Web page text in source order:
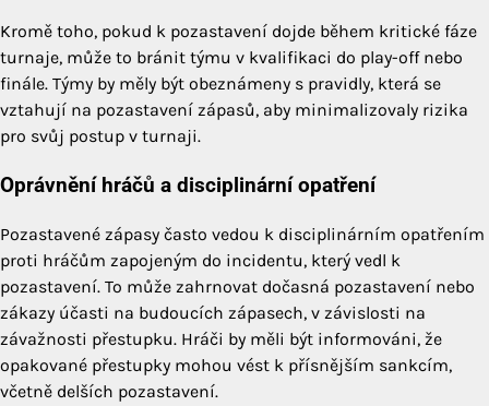
Kromě toho, pokud k pozastavení dojde během kritické fáze
turnaje, může to bránit týmu v kvalifikaci do play-off nebo
finále. Týmy by měly být obeznámeny s pravidly, která se
vztahují na pozastavení zápasů, aby minimalizovaly rizika
pro svůj postup v turnaji.
Oprávnění hráčů a disciplinární opatření
Pozastavené zápasy často vedou k disciplinárním opatřením
proti hráčům zapojeným do incidentu, který vedl k
pozastavení. To může zahrnovat dočasná pozastavení nebo
zákazy účasti na budoucích zápasech, v závislosti na
závažnosti přestupku. Hráči by měli být informováni, že
opakované přestupky mohou vést k přísnějším sankcím,
včetně delších pozastavení.